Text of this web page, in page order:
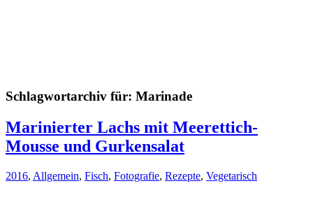
Schlagwortarchiv für: Marinade
Marinierter Lachs mit Meerettich-
Mousse und Gurkensalat
2016, Allgemein, Fisch, Fotografie, Rezepte, Vegetarisch